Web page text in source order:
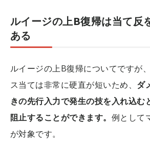
ルイージの上B復帰は当て反
ある
ルイージの上B復帰についてですが
ス当ては非常に硬直が短いため、 ダ
きの先行入力で発生の技を入れ込む
阻止することができます。 例として
が対象です。